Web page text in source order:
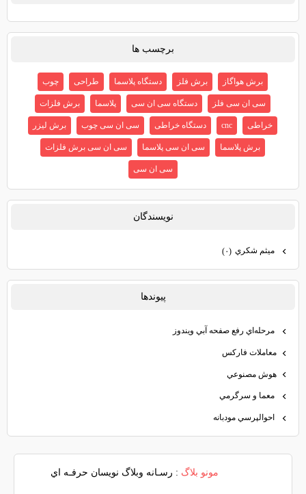
برچسب ها
برش هواگاز برش فلز دستگاه پلاسما طراحی چوب
سی ان سی فلز دستگاه سی ان سی پلاسما برش فلزات
خراطی cnc دستگاه خراطی سی ان سی چوب برش لیزر
برش پلاسما سی ان سی پلاسما سی ان سی برش فلزات
سی ان سی
نويسندگان
ميثم شكري (۰)
پيوندها
مرحله‌اي رفع صفحه آبي ويندوز
معاملات فاركس
هوش مصنوعي
معما و سرگرمي
احوالپرسي مودبانه
مونو بلاگ : رسـانه وبلاگ نويسان حرفـه اي